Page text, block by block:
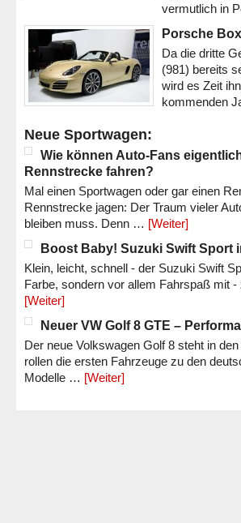
vermutlich in
Porsche
Da die dritte
(981) bereits
wird es Zeit
kommenden
Neue Sportwagen:
Wie können Auto-Fans
Rennstrecke fahren?
Mal einen Sportwagen oder gar einen
Rennstrecke jagen: Der Traum vieler
bleiben muss. Denn … [Weiter]
Boost Baby! Suzuki Swift Sport
Klein, leicht, schnell - der Suzuki Swift
Farbe, sondern vor allem Fahrspaß mit
[Weiter]
Neuer VW Golf 8 GTE –
Der neue Volkswagen Golf 8 steht in
rollen die ersten Fahrzeuge zu den
Modelle … [Weiter]